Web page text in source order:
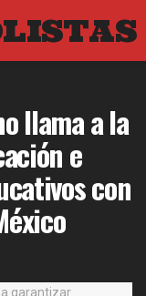
llama a la
e
con